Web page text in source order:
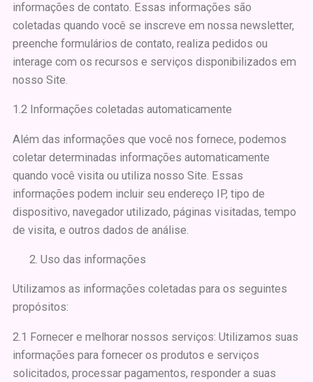
informações de contato. Essas informações são
coletadas quando você se inscreve em nossa newsletter,
preenche formulários de contato, realiza pedidos ou
interage com os recursos e serviços disponibilizados em
nosso Site.
1.2 Informações coletadas automaticamente
Além das informações que você nos fornece, podemos
coletar determinadas informações automaticamente
quando você visita ou utiliza nosso Site. Essas
informações podem incluir seu endereço IP, tipo de
dispositivo, navegador utilizado, páginas visitadas, tempo
de visita, e outros dados de análise.
Uso das informações
Utilizamos as informações coletadas para os seguintes
propósitos:
2.1 Fornecer e melhorar nossos serviços: Utilizamos suas
informações para fornecer os produtos e serviços
solicitados, processar pagamentos, responder a suas